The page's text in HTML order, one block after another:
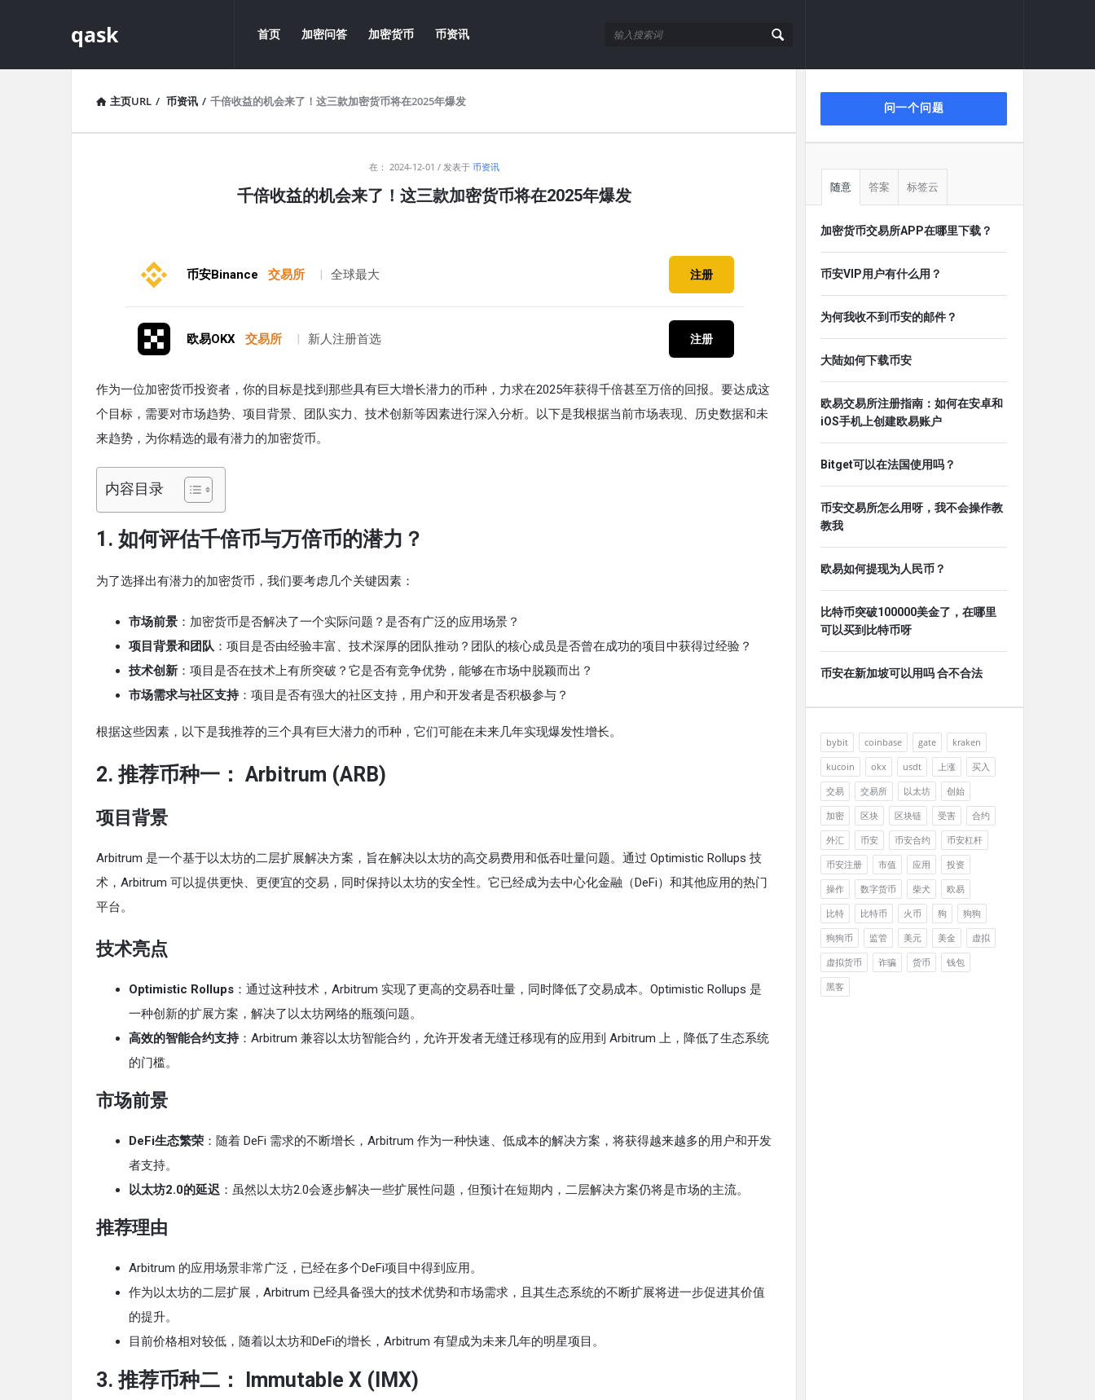
qask
导
航
首页 加密问答 加密货币 币资讯
主页URL / 币资讯 / 千倍收益的机会来了！这三款加密货币将在2025年爆发
在： 2024-12-01 发表于 币资讯
千倍收益的机会来了！这三款加密货币将在2025年爆发
币安Binance 交易所 | 全球最大 注册
欧易OKX 交易所 | 新人注册首选 注册
作为一位加密货币投资者，你的目标是找到那些具有巨大增长潜力的币种，力求在2025年获得千倍甚至万倍的回报。要达成这
个目标，需要对市场趋势、项目背景、团队实力、技术创新等因素进行深入分析。以下是我根据当前市场表现、历史数据和未
来趋势，为你精选的最有潜力的加密货币。
内容目录
1. 如何评估千倍币与万倍币的潜力？
为了选择出有潜力的加密货币，我们要考虑几个关键因素：
市场前景 ：加密货币是否解决了一个实际问题？是否有广泛的应用场景？
项目背景和团队 ：项目是否由经验丰富、技术深厚的团队推动？团队的核心成员是否曾在成功的项目中获得过经验？
技术创新 ：项目是否在技术上有所突破？它是否有竞争优势，能够在市场中脱颖而出？
市场需求与社区支持：项目是否有强大的社区支持，用户和开发者是否积极参与？
根据这些因素，以下是我推荐的三个具有巨大潜力的币种，它们可能在未来几年实现爆发性增长。
2. 推荐币种一： Arbitrum (ARB)
项目背景
Arbitrum 是一个基于以太坊的二层扩展解决方案，旨在解决以太坊的高交易费用和低吞吐量问题。通过 Optimistic Rollups 技
术，Arbitrum 可以提供更快、更便宜的交易，同时保持以太坊的安全性。它已经成为去中心化金融（DeFi）和其他应用的热门
平台。
技术亮点
Optimistic Rollups ：通过这种技术，Arbitrum 实现了更高的交易吞吐量，同时降低了交易成本。Optimistic Rollups 是
一种创新的扩展方案，解决了以太坊网络的瓶颈问题。
高效的智能合约支持：Arbitrum 兼容以太坊智能合约，允许开发者无缝迁移现有的应用到 Arbitrum 上，降低了生态系统
的门槛。
市场前景
DeFi生态繁荣 ：随着 DeFi 需求的不断增长，Arbitrum 作为一种快速、低成本的解决方案，将获得越来越多的用户和开发
者支持。
以太坊2.0的延迟 ：虽然以太坊2.0会逐步解决一些扩展性问题，但预计在短期内，二层解决方案仍将是市场的主流。
推荐理由
Arbitrum 的应用场景非常广泛，已经在多个DeFi项目中得到应用。
作为以太坊的二层扩展，Arbitrum 已经具备强大的技术优势和市场需求，且其生态系统的不断扩展将进一步促进其价值
的提升。
目前价格相对较低，随着以太坊和DeFi的增长，Arbitrum 有望成为未来几年的明星项目。
3. 推荐币种二： Immutable X (IMX)
问一个问题
随意 答案 标签云
加密货币交易所APP在哪里下载？
币安VIP用户有什么用？
为何我收不到币安的邮件？
大陆如何下载币安
欧易交易所注册指南：如何在安卓和
iOS手机上创建欧易账户
Bitget可以在法国使用吗？
币安交易所怎么用呀，我不会操作教
教我
欧易如何提现为人民币？
比特币突破100000美金了，在哪里
可以买到比特币呀
币安在新加坡可以用吗 合不合法
bybit coinbase gate
kraken
kucoin
okx usdt 上涨
买入
交易
交易所 以太坊
创始
加密
区块 区块链 受害
合约
外汇
币安 币安合约
币安杠杆
币安注册
市值 应用
投资
操作
数字货币 柴犬
欧易
比特
比特币 火币 狗
狗狗
狗狗币
监管 美元 美金
虚拟
虚拟货币
诈骗 货币
钱包
黑客